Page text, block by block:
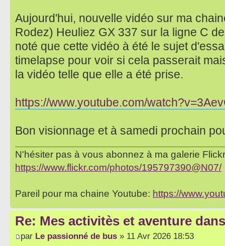
Aujourd'hui, nouvelle vidéo sur ma
Rodez) Heuliez GX 337 sur la ligne C
noté que cette vidéo à été le sujet
timelapse pour voir si cela passerait
la vidéo telle que elle a été prise.
https://www.youtube.com/
Bon visionnage et à samedi prochain
N'hésiter pas à vous abonnez à ma galerie
https://www.flickr.com/photos/195797390@N07/
Pareil pour ma chaine Youtube: https://
Re: Mes activitès et aventure
par Le passionné de bus » 11 Avr 2026 18:53